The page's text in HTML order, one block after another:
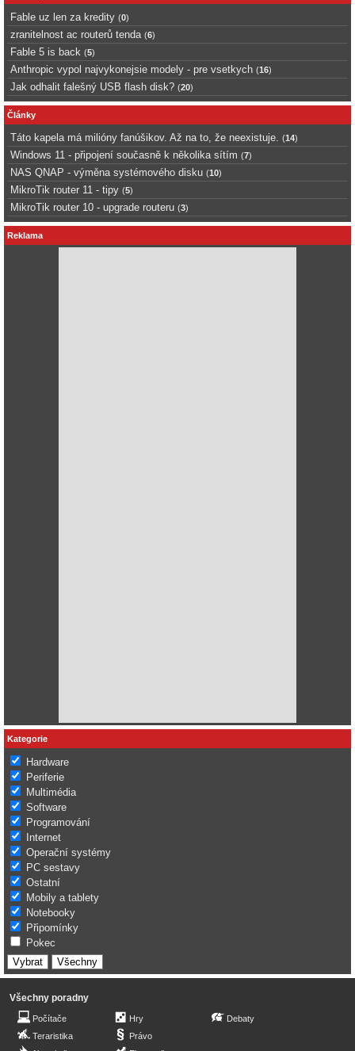
Fable uz len za kredity (0)
zranitelnost ac routerů tenda (6)
Fable 5 is back (5)
Anthropic vypol najvykonejsie modely - pre vsetkych (16)
Jak odhalit falešný USB flash disk? (20)
Články
Táto kapela má milióny fanúšikov. Až na to, že neexistuje. (14)
Windows 11 - připojení současně k několika sítím (7)
NAS QNAP - výměna systémového disku (10)
MikroTik router 11 - tipy (5)
MikroTik router 10 - upgrade routeru (3)
Reklama
Kategorie
Hardware
Periferie
Multimédia
Software
Programování
Internet
Operační systémy
PC sestavy
Ostatní
Mobily a tablety
Notebooky
Připomínky
Pokec
Všechny poradny
Počítače
Teraristika
Hry
Právo
Debaty